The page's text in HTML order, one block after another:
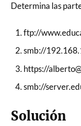
Determina las
ftp://
smb://
https://
smb://
Solución